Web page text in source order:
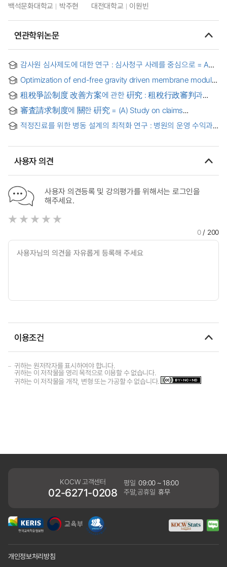
백석문화대학교 박주현 대전대학교 이원빈
연관학위논문
감사원 심사제도에 대한 연구 : 심사청구 사례를 중심으로 = A
Studies -
Optimization of end-free gravity driven membrane module
and cleaning for drinking water treatment
租稅爭訟制度 改善方案에 관한 硏究 : 租稅行政審判과
租稅訴訟代理制度를 中心으로
審査請求制度에 關한 硏究 = (A) Study on claims
적정진료를 위한 병동 설계의 최적화 연구 : 병원의 운영 수익과
사용자 의견
사용자 의견등록 및 강의평가를 위해서는 로그인을
해주세요.
0/ 200
이용조건
귀하는 원저작자를 표시하여야 합니다.
귀하는 이 저작물을 영리 목적으로 이용할 수 없습니다.
귀하는 이 저작물을 개작, 변형 또는 가공할 수 없습니다.
KOCW 고객센터
02-6271-0208
평일 09:00 ~ 18:00
주말,공휴일 휴무
개인정보처리방침